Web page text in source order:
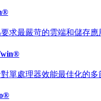
求最嚴苛的雲端和儲存
單處理器效能最佳化的多